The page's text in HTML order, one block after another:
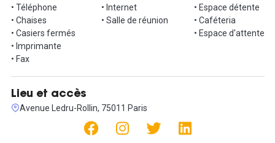
Ne manquez pas cette opportunité exceptionnelle ! Venez visiter,
vous serez inévitablement séduits.
Contactez-nous dès aujourd'hui pour organiser une visite et saisir
cette opportunité unique !
• Téléphone
• Chaises
• Casiers fermés
• Imprimante
• Fax
• Internet
• Salle de réunion
• Espace détente
• Caféteria
• Espace d'attente
Lieu et accès
Avenue Ledru-Rollin, 75011 Paris